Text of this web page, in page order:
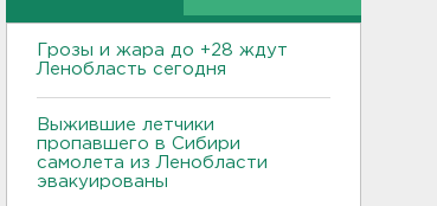
Грозы и жара до +28 ждут
Ленобласть сегодня
Выжившие летчики
пропавшего в Сибири
самолета из Ленобласти
эвакуированы